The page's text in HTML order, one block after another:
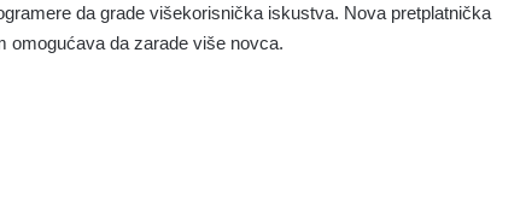
da grade višekorisnička iskustva. Nova pretplatnička
omogućava da zarade više novca.